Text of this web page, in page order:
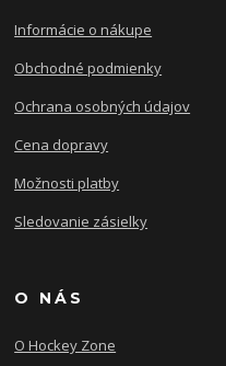
Informácie o nákupe
Obchodné podmienky
Ochrana osobných údajov
Cena dopravy
Možnosti platby
Sledovanie zásielky
O NÁS
O Hockey Zone